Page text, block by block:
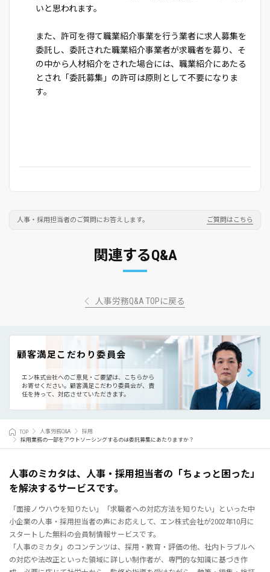
いと思われます。
また、許可を得て職業紹介事業を行う業者に求人募集を
委託し、委託された職業紹介事業者が求職者を募り、そ
の中から人材紹介をされた場合には、職業紹介にあたる
とされ「委託募集」の許可は原則として不要になりま
す。
人事・採用担当者のご質問にお答えします。 ご質問はこちら
関連するQ&A
人事労務Q&A TOPに戻る
顧客満足こだわり委員会
エン株式会社へのご意見・ご要望は、こちらから
お寄せください。 顧客満足こだわり委員会が、責
任を持って、対応させていただきます。
TOP 人事労務Q&A
採用
採用業務の一部をアウトソーシングするのは委託募集にあたりますか？
人事のミカタは、人事・採用担当者の「ちょっと困った」
を解決するサービスです。
「面接ノウハウを知りたい」「求職者への対応方法を知りたい」といった中
小企業の人事・採用担当者の声にお応えして、エン株式会社が2002年10月に
スタートした無料の会員制情報サービスです。
「人事のミカタ」のコンテンツは、採用・教育・評価の他、社内トラブルへ
の対応や法改正といった領域に詳しい制作者が、専門的な知識に基づき作